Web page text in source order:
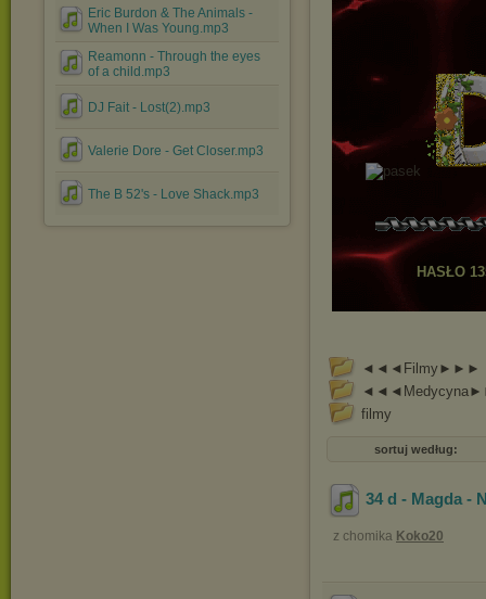
Eric Burdon & The Animals -
When I Was Young.mp3
Reamonn - Through the eyes
of a child.mp3
DJ Fait - Lost(2).mp3
Valerie Dore - Get Closer.mp3
The B 52's - Love Shack.mp3
HASŁO
◄◄◄Filmy►►►
filmy
sortuj według:
34 d - Magda -
z chomika Koko20